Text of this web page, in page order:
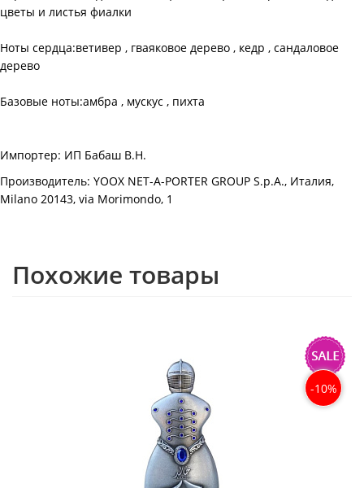
цветы и листья фиалки
Ноты сердца:ветивер , гваяковое дерево , кедр , сандаловое
дерево
Базовые ноты:амбра , мускус , пихта
Импортер: ИП Бабаш В.Н.
Производитель: YOOX NET-A-PORTER GROUP S.p.A., Италия,
Milano 20143, via Morimondo, 1
Похожие товары
-10%